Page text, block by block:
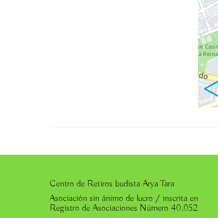
Centro de Retiros budista Arya Tara
Asociación sin ánimo de lucro / inscrita en
Registro de Asociaciones Número 40.052